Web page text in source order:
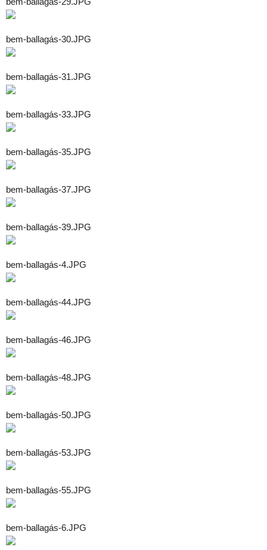
bem-ballagás-30.JPG
bem-ballagás-31.JPG
bem-ballagás-33.JPG
bem-ballagás-35.JPG
bem-ballagás-37.JPG
bem-ballagás-39.JPG
bem-ballagás-4.JPG
bem-ballagás-44.JPG
bem-ballagás-46.JPG
bem-ballagás-48.JPG
bem-ballagás-50.JPG
bem-ballagás-53.JPG
bem-ballagás-55.JPG
bem-ballagás-6.JPG